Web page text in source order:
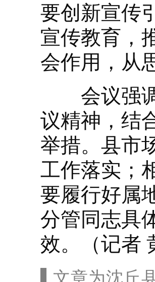
要创新宣传
宣传教育，
会作用，从
会议强调
议精神，结
举措。县市
工作落实；
要履行好属
分管同志具
效。（记者
▌文章为沈丘